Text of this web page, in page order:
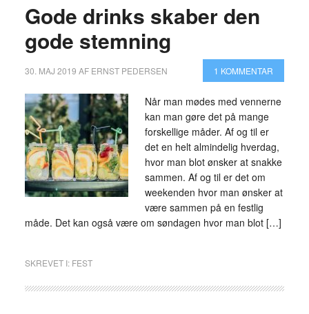
Gode drinks skaber den
gode stemning
30. MAJ 2019 AF ERNST PEDERSEN 1 KOMMENTAR
Når man mødes med vennerne
kan man gøre det på mange
forskellige måder. Af og til er
det en helt almindelig hverdag,
hvor man blot ønsker at snakke
sammen. Af og til er det om
weekenden hvor man ønsker at
være sammen på en festlig
måde. Det kan også være om søndagen hvor man blot […]
SKREVET I: FEST